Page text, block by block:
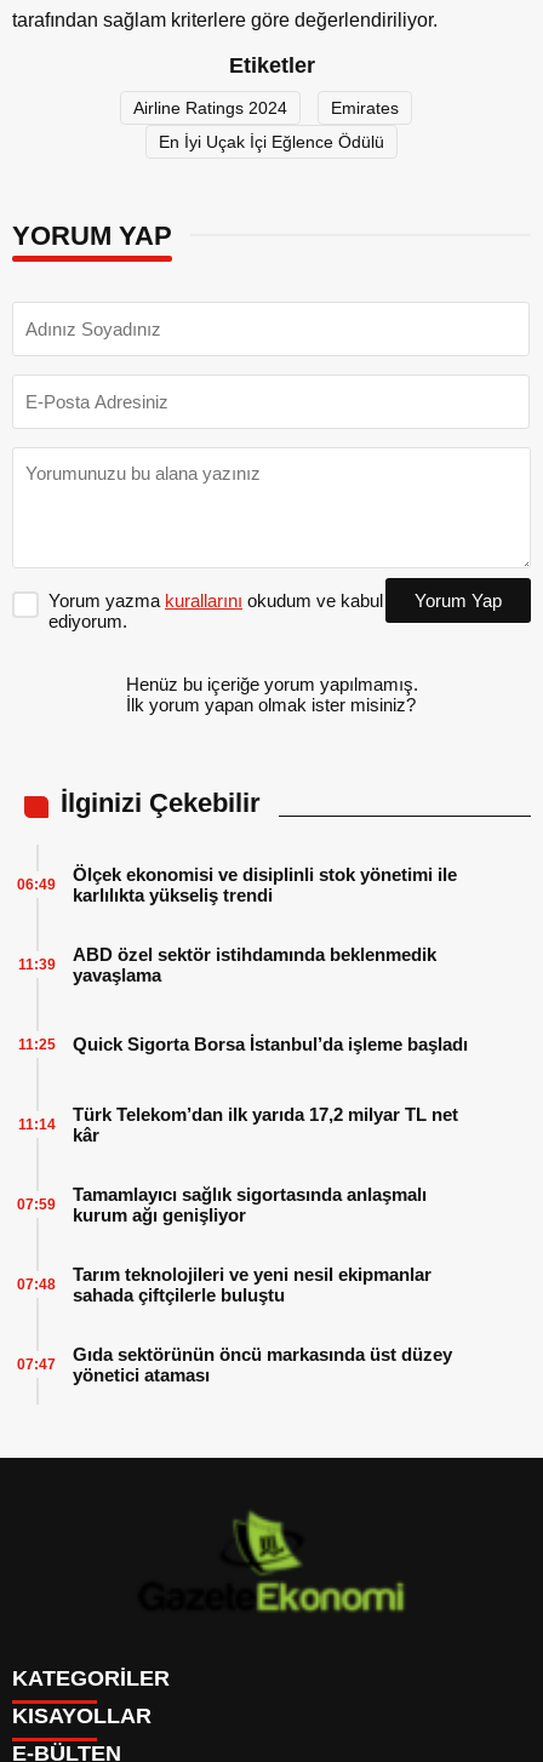
tarafından sağlam kriterlere göre değerlendiriliyor.
Etiketler
Airline Ratings 2024
Emirates
En İyi Uçak İçi Eğlence Ödülü
YORUM YAP
Yorum yazma kurallarını okudum ve kabul
ediyorum.
Yorum Yap
Henüz bu içeriğe yorum yapılmamış.
İlk yorum yapan olmak ister misiniz?
İlginizi Çekebilir
Ölçek ekonomisi ve disiplinli stok yönetimi ile
karlılıkta yükseliş trendi
06:49
ABD özel sektör istihdamında beklenmedik
yavaşlama
11:39
Quick Sigorta Borsa İstanbul’da işleme başladı
11:25
Türk Telekom’dan ilk yarıda 17,2 milyar TL net
kâr
11:14
Tamamlayıcı sağlık sigortasında anlaşmalı
kurum ağı genişliyor
07:59
Tarım teknolojileri ve yeni nesil ekipmanlar
sahada çiftçilerle buluştu
07:48
Gıda sektörünün öncü markasında üst düzey
yönetici ataması
07:47
KATEGORİLER
GÜNDEM
DÜNYA
KISAYOLLAR
E-BÜLTEN